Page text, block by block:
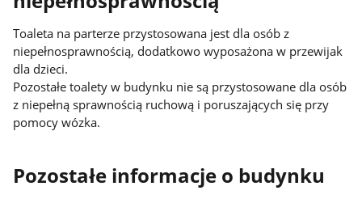
Toaleta na parterze przystosowana jest dla osób z
niepełnosprawnością, dodatkowo wyposażona w przewijak
dla dzieci.
Pozostałe toalety w budynku nie są przystosowane dla osób
z niepełną sprawnością ruchową i poruszających się przy
pomocy wózka.
Pozostałe informacje o budynku